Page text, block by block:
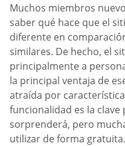
Muchos miembros
saber qué hace que el
diferente en
similares. De hecho, el
principalmente a
la principal ventaja de
atraída por
funcionalidad es la clave
sorprenderá, pero
utilizar de forma gratuita.